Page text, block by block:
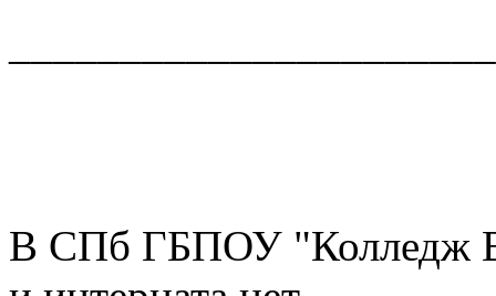
В СПб ГБПОУ "Колледж